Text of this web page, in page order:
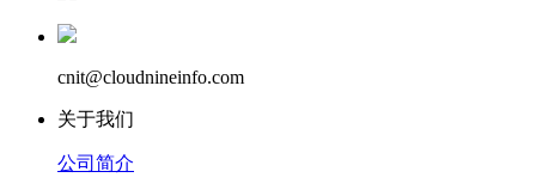
cnit@cloudnineinfo.com
关于我们
公司简介